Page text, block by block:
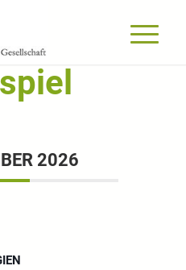
2026